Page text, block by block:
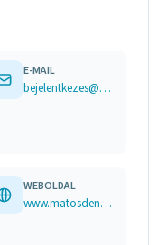
E-MAIL
bejelentkezes@matosdental.hu
WEBOLDAL
www.matosdental.hu